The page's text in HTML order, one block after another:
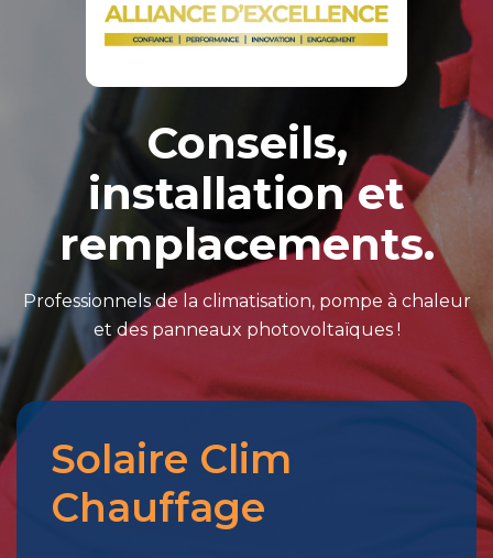
Conseils,
installation et
remplacements.
Professionnels de la climatisation, pompe à chaleur
et des panneaux photovoltaïques !
Merci
pour
votre
Solaire Clim
Chauffage